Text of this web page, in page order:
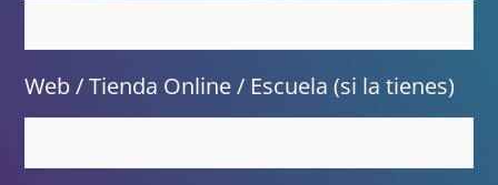
Web / Tienda Online / Escuela (si la tienes)